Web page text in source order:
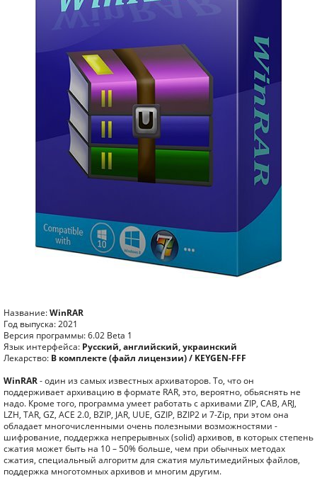
Название:WinRAR
Год выпуска: 2021
Версия программы: 6.02 Beta 1
Язык интерфейса: Русский, английский, украинский
Лекарство: В комплекте (файл лицензии) / KEYGEN-FFF
WinRAR- один из самых известных архиваторов. То, что он
поддерживает архивацию в формате RAR, это, вероятно, обьяснять не
надо. Кроме того, программа умеет работать с архивами ZIP, CAB, ARJ,
LZH, TAR, GZ, ACE 2.0, BZIP, JAR, UUE, GZIP, BZIP2 и 7-Zip, при этом она
обладает многочисленными очень полезными возможностями -
шифрование, поддержка непрерывных (solid) архивов, в которых степень
сжатия может быть на 10 – 50% больше, чем при обычных методах
сжатия, специальный алгоритм для сжатия мультимедийных файлов,
поддержка многотомных архивов и многим другим.